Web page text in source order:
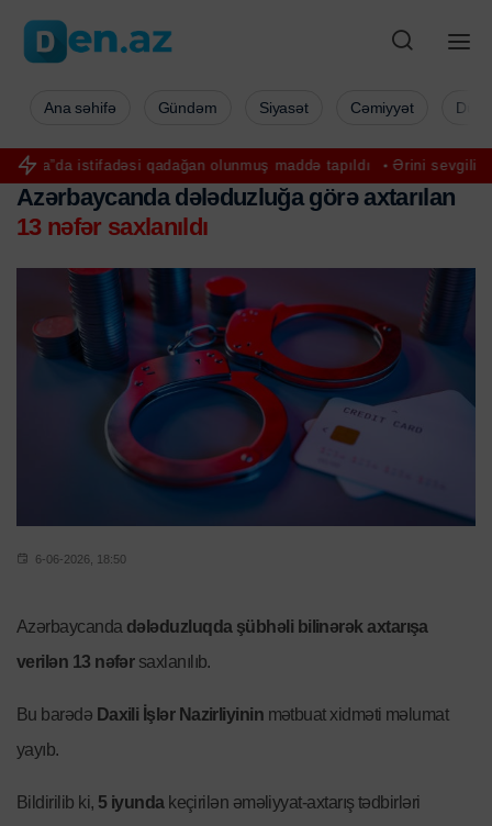
qadağan olunmuş maddə tapıldı Ərini sevgilisi üçün tərk
Ana səhifə Gündəm Siyasət Cəmiyyət
Azərbaycanda dələduzluğa görə axtarılan
13 nəfər saxlanıldı
6-06-2026, 18:50
Azərbaycanda dələduzluqda şübhəli bilinərək axtarışa
verilən 13 nəfərsaxlanılıb.
Bu barədə Daxili İşlər Nazirliyinin mətbuat xidməti məlumat
yayıb.
Bildirilib ki, 5 iyundakeçirilən əməliyyat-axtarış tədbirləri